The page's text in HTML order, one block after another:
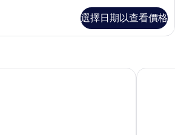
選擇日期以查看價格
三德大